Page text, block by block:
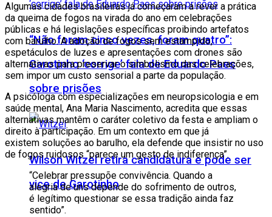
“Não foram cinco vezes, foram quatro”:
Garotinho ‘corrige’ fala de Eduardo Paes
sobre prisões
Wilson Witzel retira candidatura e pode ser
vice de Garotinho
Algumas cidades brasileiras já começaram a rever a prática
da queima de fogos na virada do ano em celebrações
públicas e há legislações específicas proibindo artefatos
com barulho. A adoção de fogos sem estampido,
espetáculos de luzes e apresentações com drones são
alternativas para preservar o simbolismo das celebrações,
sem impor um custo sensorial a parte da população.
A psicóloga com especializações em neuropsicologia e em
saúde mental, Ana Maria Nascimento, acredita que essas
alternativas mantêm o caráter coletivo da festa e ampliam o
direito à participação. Em um contexto em que já
existem soluções ao barulho, ela defende que insistir no uso
de fogos ruidosos “parece um gesto de indiferença”.
“Celebrar pressupõe convivência. Quando a
alegria de uns depende do sofrimento de outros,
é legítimo questionar se essa tradição ainda faz
sentido”.